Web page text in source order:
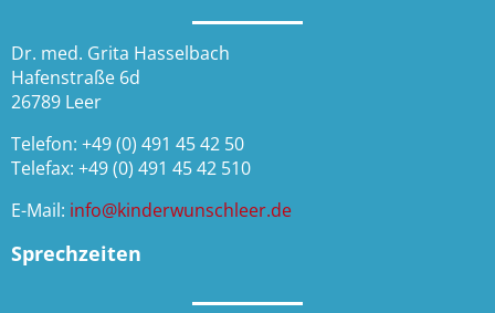
Dr. med. Grita Hasselbach
Hafenstraße 6d
26789 Leer
Telefon: +49 (0) 491 45 42 50
Telefax: +49 (0) 491 45 42 510
E-Mail: info@kinderwunschleer.de
Sprechzeiten